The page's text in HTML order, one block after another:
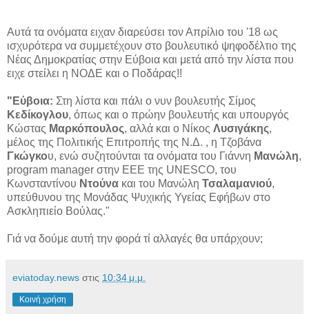
Αυτά τα ονόματα ειχαν διαρεύσει τον Απρίλιο του '18 ως
ισχυρότερα να συμμετέχουν στο βουλευτικό ψηφοδέλτιο της
Νέας Δημοκρατίας στην Εύβοια και μετά από την λίστα που
ειχε στείλει η ΝΟΔΕ και ο Ποδάρας!!
"Εύβοια: Στη λίστα και πάλι ο νυν βουλευτής Σίμος
Κεδίκογλου, όπως και ο πρώην βουλευτής και υπουργός
Κώστας Μαρκόπουλος, αλλά και ο Νίκος Λυσιγάκης,
μέλος της Πολιτικής Επιτροπής της Ν.Δ. , η Τζοβάνα
Γκώγκου, ενώ συζητούνται τα ονόματα του Γιάννη Μανώλη,
program manager στην ΕΕΕ της UNESCO, του
Κωνσταντίνου Ντούνα και του Μανώλη Τσαλαμανιού,
υπεύθυνου της Μονάδας Ψυχικής Υγείας Εφήβων στο
Ασκληπιείο Βούλας."
Γιά να δούμε αυτή την φορά τί αλλαγές θα υπάρχουν;
eviatoday.news στις 10:34 μ.μ.
Κοινή χρήση